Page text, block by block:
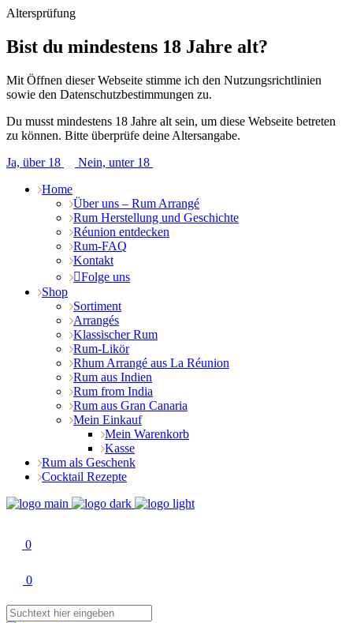
Altersprüfung
Bist du mindestens 18 Jahre alt?
Mit Öffnen dieser Webseite stimme ich den Nutzungsrichtlinien
sowie den Datenschutzbestimmungen zu.
Du musst mindestens 18 Jahre alt sein, um diese Webseite betreten
zu können. Bitte überprüfe deine Altersangabe.
Ja, über 18
Nein, unter 18
Home
Über uns – Rum Arrangé
Rum Herstellung und Geschichte
Réunion entdecken
Rum-FAQ
Kontakt
Folge uns
Shop
Sortiment
Arrangés
Klassischer Rum
Rum-Likör
Rhum Arrangé aus La Réunion
Rum aus Indien
Rum from India
Rum aus Gran Canaria
Mein Einkauf
Mein Warenkorb
Kasse
Rum als Geschenk
Cocktail Rezepte
0
0